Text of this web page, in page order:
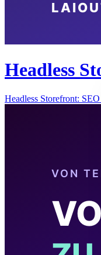
Headless
Headless Storefront: